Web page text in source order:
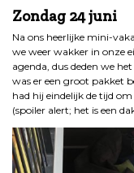
Zondag 24 juni
Na ons heerlijke mini-
we weer wakker in onze
agenda, dus deden we
was er een groot pakket
had hij eindelijk de tijd
(spoiler alert; het is een